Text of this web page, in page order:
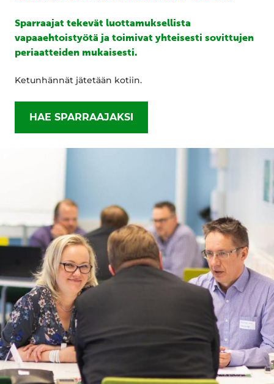
Sparraajat tekevät luottamuksellista
vapaaehtoistyötä ja toimivat yhteisesti sovittujen
periaatteiden mukaisesti.
Ketunhännät jätetään kotiin.
HAE SPARRAAJAKSI